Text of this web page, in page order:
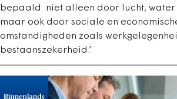
bepaald: niet alleen door lucht, water
maar ook door sociale en
omstandigheden zoals
bestaanszekerheid.’